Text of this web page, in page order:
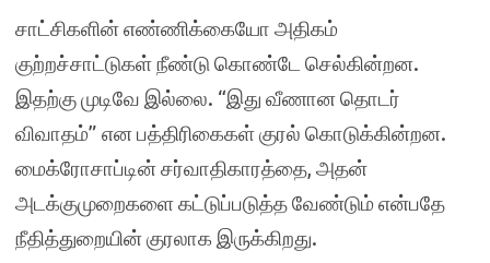
சாட்சிகளின் எண்ணிக்கையோ அதிகம்
குற்றச்சாட்டுகள் நீண்டு கொண்டே செல்கின்றன.
இதற்கு முடிவே இல்லை. “இது வீணான தொடர்
விவாதம்” என பத்திரிகைகள் குரல் கொடுக்கின்றன.
மைக்ரோசாப்டின் சர்வாதிகாரத்தை, அதன்
அடக்குமுறைகளை கட்டுப்படுத்த வேண்டும் என்பதே
நீதித்துறையின் குரலாக இருக்கிறது.